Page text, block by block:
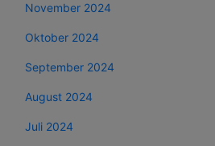
November 2024
Oktober 2024
September 2024
August 2024
Juli 2024